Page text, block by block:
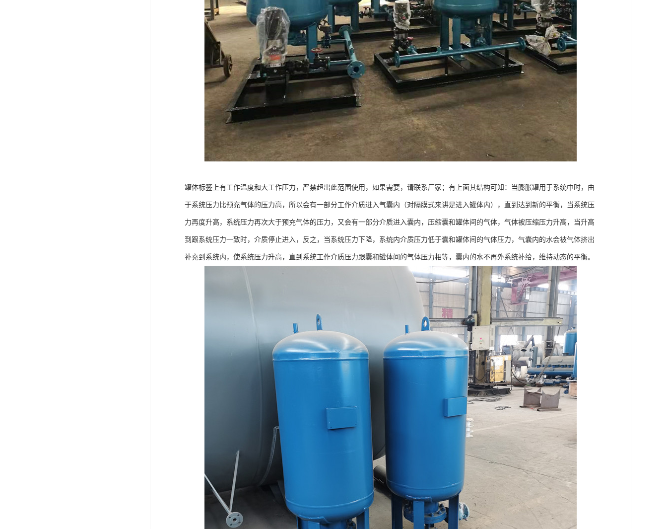
罐体标签上有工作温度和大工作压力，严禁超出此范围使用，如果需要，请联系厂家；有上面其结构可知：当膨胀罐用于系统中时，由
于系统压力比预充气体的压力高，所以会有一部分工作介质进入气囊内（对隔膜式来讲是进入罐体内），直到达到新的平衡，当系统压
力再度升高，系统压力再次大于预充气体的压力，又会有一部分介质进入囊内，压缩囊和罐体间的气体，气体被压缩压力升高，当升高
到跟系统压力一致时，介质停止进入，反之，当系统压力下降，系统内介质压力低于囊和罐体间的气体压力，气囊内的水会被气体挤出
补充到系统内，使系统压力升高，直到系统工作介质压力跟囊和罐体间的气体压力相等，囊内的水不再外系统补给，维持动态的平衡。